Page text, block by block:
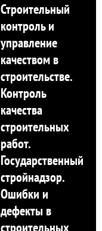
Строительный
контроль и
управление
качеством в
строительстве.
Контроль
качества
строительных
работ.
Государственный
стройнадзор.
Ошибки и
дефекты в
строительных